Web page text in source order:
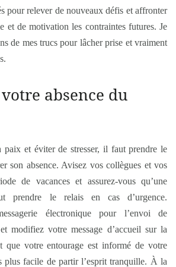
pour relever de nouveaux défis et affronter
et de motivation les contraintes futures. Je
de mes trucs pour lâcher prise et vraiment
absence du
paix et éviter de stresser, il faut prendre le
son absence. Avisez vos collègues et vos
de vacances et assurez-vous qu’une
prendre le relais en cas d’urgence.
électronique pour l’envoi de
et modifiez votre message d’accueil sur la
que votre entourage est informé de votre
plus facile de partir l’esprit tranquille. À la